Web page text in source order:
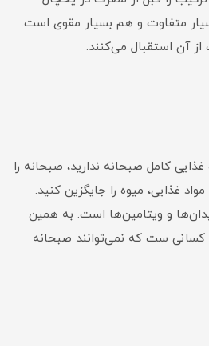
متفاوت و هم بسیار مقوی است.
آن استقبال می‌کنند.
کامل صبحانه ندارید، صبحانه را
غذایی، میوه را جایگزین کنید.
و ویتامین‌ها است. به همین
کسانی ست که نمی‌توانند صبحانه